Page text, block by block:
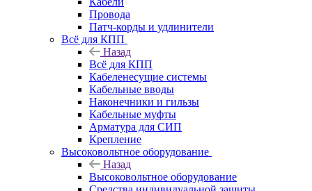
Провода
Патч-корды и удлинители
Всё для КПП
Назад
Всё для КПП
Кабеленесущие системы
Кабельные вводы
Наконечники и гильзы
Кабельные муфты
Арматура для СИП
Крепление
Высоковольтное оборудование
Назад
Высоковольтное оборудование